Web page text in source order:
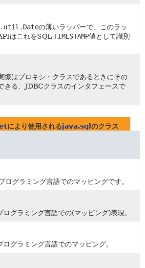
の薄いラッパーで、このラッ
はこれをSQL TIMESTAMP値として識別
際はプロキシ・クラスであるときにその
きる、JDBCクラスのインタフェースで
により使用されるjava.sql のクラス
ログラミング言語でのマッピングです。
ログラミング言語での(マッピング)表現。
ログラミング言語でのマッピング。